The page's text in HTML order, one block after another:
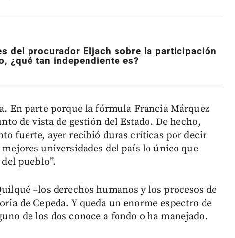
del procurador Eljach sobre la participación
¿qué tan independiente es?
En parte porque la fórmula Francia Márquez
de vista de gestión del Estado. De hecho,
fuerte, ayer recibió duras críticas por decir
universidades del país lo único que
pueblo”.
–los derechos humanos y los procesos de
de Cepeda. Y queda un enorme espectro de
de los dos conoce a fondo o ha manejado.